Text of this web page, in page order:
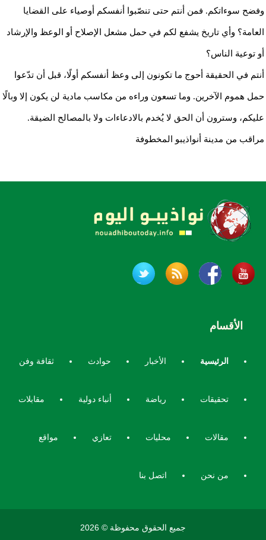
وفضح سوءاتكم. فمن أنتم حتى تنصّبوا أنفسكم أوصياء على القضايا
العامة؟ وأي تاريخ يشفع لكم في حمل مشعل الإصلاح أو الوعظ والإرشاد
أو توعية الناس؟
أنتم في الحقيقة أحوج ما تكونون إلى وعظ أنفسكم أولًا، قبل أن تدّعوا
حمل هموم الآخرين. وما تسعون وراءه من مكاسب مادية لن يكون إلا وبالًا
عليكم، وسترون أن الحق لا يُخدم بالادعاءات ولا بالمصالح الضيقة.
مراقب من مدينة أنواذيبو المخطوفة
الأقسام
الرئيسية الأخبار حوادث ثقافة وفن
تحقيقات رياضة أنباء دولية مقابلات
مقالات محليات تعازي مواقع
من نحن اتصل بنا
جميع الحقوق محفوظة © 2026